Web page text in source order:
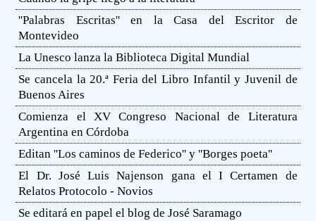
''Palabras Escritas'' en la Casa del Escritor de
Montevideo
La Unesco lanza la Biblioteca Digital Mundial
Se cancela la 20.ª Feria del Libro Infantil y Juvenil de
Buenos Aires
Comienza el XV Congreso Nacional de Literatura
Argentina en Córdoba
Editan ''Los caminos de Federico'' y ''Borges poeta''
El Dr. José Luis Najenson gana el I Certamen de
Relatos Protocolo - Novios
Se editará en papel el blog de José Saramago